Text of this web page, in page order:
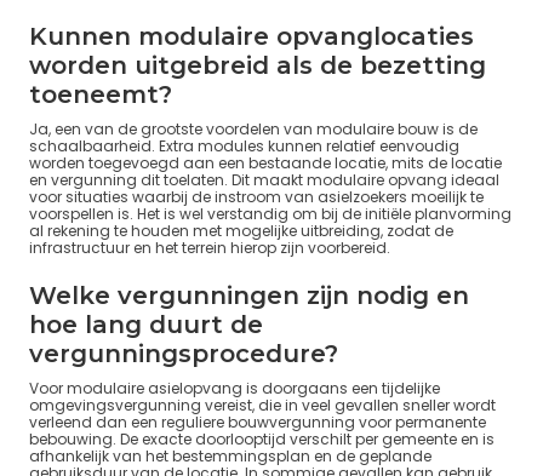
Kunnen modulaire opvanglocaties
worden uitgebreid als de bezetting
toeneemt?
Ja, een van de grootste voordelen van modulaire bouw is de
schaalbaarheid. Extra modules kunnen relatief eenvoudig
worden toegevoegd aan een bestaande locatie, mits de locatie
en vergunning dit toelaten. Dit maakt modulaire opvang ideaal
voor situaties waarbij de instroom van asielzoekers moeilijk te
voorspellen is. Het is wel verstandig om bij de initiële planvorming
al rekening te houden met mogelijke uitbreiding, zodat de
infrastructuur en het terrein hierop zijn voorbereid.
Welke vergunningen zijn nodig en
hoe lang duurt de
vergunningsprocedure?
Voor modulaire asielopvang is doorgaans een tijdelijke
omgevingsvergunning vereist, die in veel gevallen sneller wordt
verleend dan een reguliere bouwvergunning voor permanente
bebouwing. De exacte doorlooptijd verschilt per gemeente en is
afhankelijk van het bestemmingsplan en de geplande